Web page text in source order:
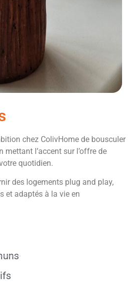
chez ColivHome de bousculer
mettant l’accent sur l’offre de
quotidien.
des logements plug and play,
et adaptés à la vie en